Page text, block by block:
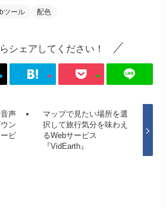
ツール 配色
シェアしてください！
声
ン
ビ
マップで見たい場所を選
択して旅行気分を味わえ
るWebサービス
『VidEarth』